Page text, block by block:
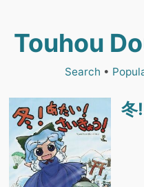
Touhou
Search •
冬